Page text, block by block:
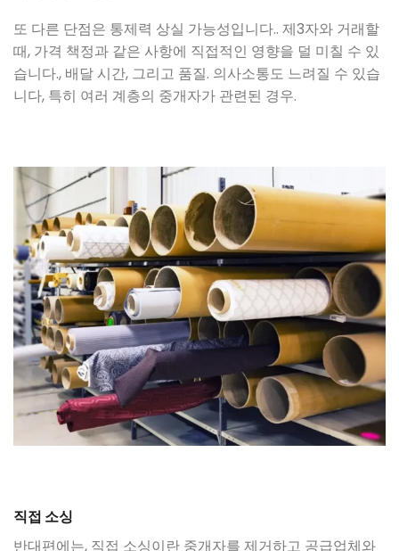
또 다른 단점은 통제력 상실 가능성입니다.. 제3자와 거래할
때, 가격 책정과 같은 사항에 직접적인 영향을 덜 미칠 수 있
습니다., 배달 시간, 그리고 품질. 의사소통도 느려질 수 있습
니다, 특히 여러 계층의 중개자가 관련된 경우.
직접 소싱
반대편에는, 직접 소싱이란 중개자를 제거하고 공급업체와